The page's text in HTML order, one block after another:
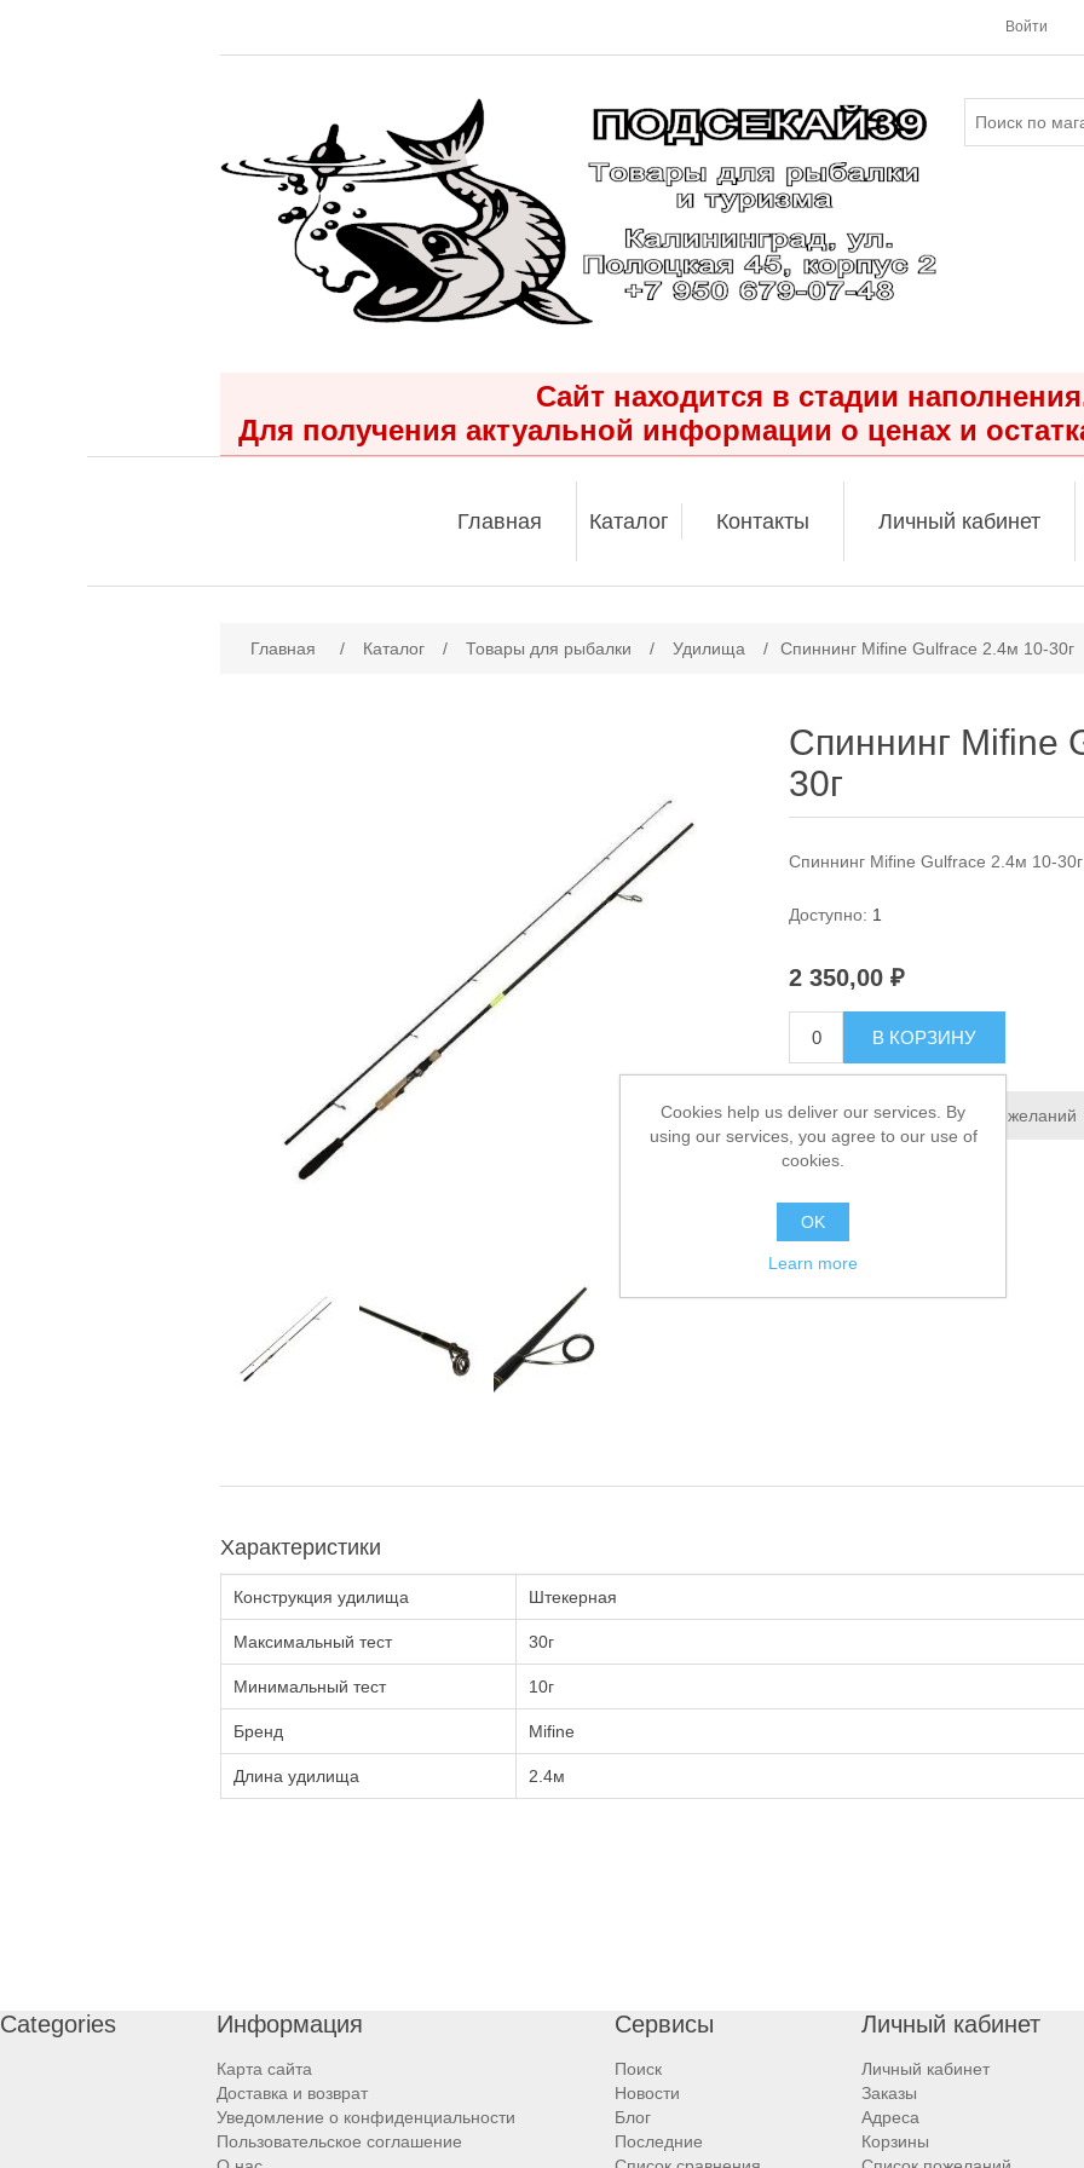
Войти
Сайт находится в стадии
Для получения актуальной информации о ценах и
Главная Каталог Контакты Личный кабинет
Главная / Каталог / Товары для рыбалки / Удилища / Спиннинг Mifine Gulfrace 2.4м 10-30г
Спиннинг Mifine
30г
Спиннинг Mifine Gulfrace 2.4м 10-30г
Доступно: 1
2 350,00 ₽
В КОРЗИНУ
Добавить в список пожеланий
Сообщить другу
Характеристики
Конструкция удилища Штекерная
Максимальный тест 30г
Минимальный тест 10г
Бренд Mifine
Длина удилища 2.4м
Categories Информация
Карта сайта
Доставка и возврат
Уведомление о конфиденциальности
Пользовательское соглашение
Сервисы
Поиск
Новости
Блог
Последние
Личный кабинет
Личный кабинет
Заказы
Адреса
Корзины
Cookies help us deliver our services. By
using our services, you agree to our use of
cookies.
OK
Learn more